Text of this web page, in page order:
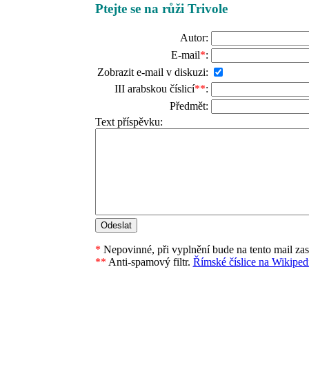
Ptejte se na růži Trivole
Autor:
E-mail*:
Zobrazit e-mail v diskuzi:
III arabskou číslicí**:
Předmět:
Text příspěvku:
* Nepovinné, při vyplnění bude na tento mail
** Anti-spamový filtr. Římské číslice na